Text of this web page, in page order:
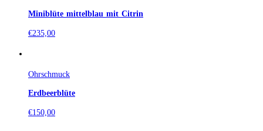
Miniblüte mittelblau mit Citrin
€235,00
Ohrschmuck
Erdbeerblüte
€150,00